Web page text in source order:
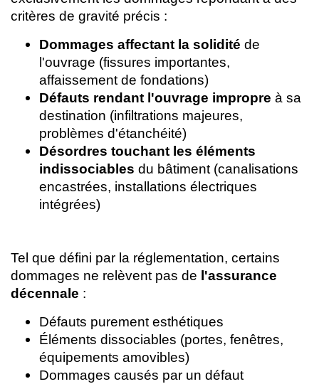
critères de gravité précis :
Dommages affectant la solidité de
l'ouvrage (fissures importantes,
affaissement de fondations)
Défauts rendant l'ouvrage impropre à sa
destination (infiltrations majeures,
problèmes d'étanchéité)
Désordres touchant les éléments
indissociables du bâtiment (canalisations
encastrées, installations électriques
intégrées)
Tel que défini par la réglementation, certains
dommages ne relèvent pas de l'assurance
décennale :
Défauts purement esthétiques
Éléments dissociables (portes, fenêtres,
équipements amovibles)
Dommages causés par un défaut